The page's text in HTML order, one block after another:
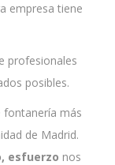
empresa tiene
profesionales
posibles.
fontanería más
de Madrid.
esfuerzo nos